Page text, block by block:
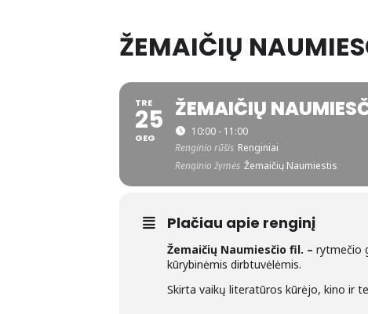
ŽEMAIČIŲ
TRE
25
GEG
ŽEMAIČIŲ
10:00 - 11:00
Renginio rūšis Renginiai
Renginio žymės Žemaičių Naumiestis
Plačiau apie renginį
Žemaičių Naumiesčio fil. – rytmečio
kūrybinėmis dirbtuvėlėmis.
Skirta vaikų literatūros kūrėjo, kino ir